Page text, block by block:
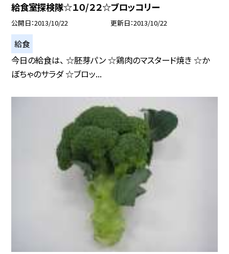
給食室探検隊☆１０/２２☆ブロッコリー
公開日 2013/10/22 更新日 2013/10/22
給食
今日の給食は、 ☆胚芽パン ☆鶏肉のマスタード焼き ☆か
ぼちゃのサラダ ☆ブロッ...